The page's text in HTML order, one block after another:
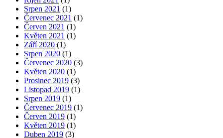
Srpen 2021 (1)
Červenec 2021 (1)
Červen 2021 (1)
Květen 2021 (1)
Září 2020 (1)
Srpen 2020 (1)
Červenec 2020 (3)
Květen 2020 (1)
Prosinec 2019 (3)
Listopad 2019 (1)
Srpen 2019 (1)
Červenec 2019 (1)
Červen 2019 (1)
Květen 2019 (1)
Duben 2019 (3)